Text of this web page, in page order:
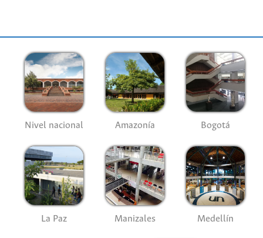
Nivel nacional Amazonía Bogotá
La Paz Manizales Medellín